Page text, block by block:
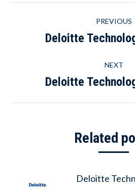
navigation
PREVIOUS
Deloitte
NEXT
Next
Deloitte
Related
Deloitte